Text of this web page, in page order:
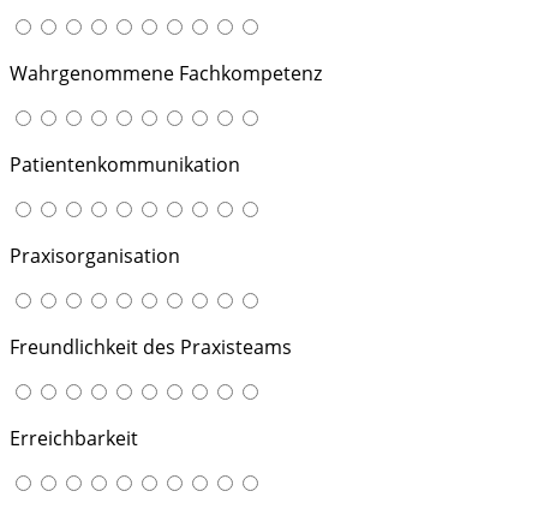
Wahrgenommene Fachkompetenz
Patientenkommunikation
Praxisorganisation
Freundlichkeit des Praxisteams
Erreichbarkeit